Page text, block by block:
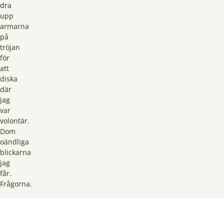
dra
upp
armarna
på
tröjan
för
att
diska
där
jag
var
volontär.
Dom
oändliga
blickarna
jag
får.
Frågorna.